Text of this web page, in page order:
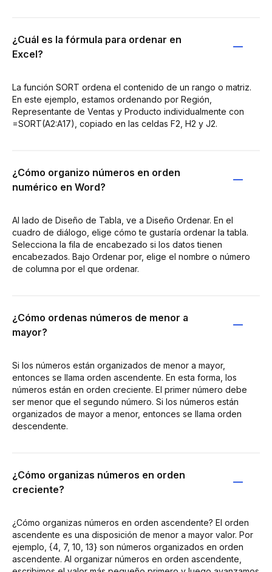
¿Cuál es la fórmula para ordenar en
Excel?
La función SORT ordena el contenido de un rango o matriz.
En este ejemplo, estamos ordenando por Región,
Representante de Ventas y Producto individualmente con
=SORT(A2:A17), copiado en las celdas F2, H2 y J2.
¿Cómo organizo números en orden
numérico en Word?
Al lado de Diseño de Tabla, ve a Diseño Ordenar. En el
cuadro de diálogo, elige cómo te gustaría ordenar la tabla.
Selecciona la fila de encabezado si los datos tienen
encabezados. Bajo Ordenar por, elige el nombre o número
de columna por el que ordenar.
¿Cómo ordenas números de menor a
mayor?
Si los números están organizados de menor a mayor,
entonces se llama orden ascendente. En esta forma, los
números están en orden creciente. El primer número debe
ser menor que el segundo número. Si los números están
organizados de mayor a menor, entonces se llama orden
descendente.
¿Cómo organizas números en orden
creciente?
¿Cómo organizas números en orden ascendente? El orden
ascendente es una disposición de menor a mayor valor. Por
ejemplo, {4, 7, 10, 13} son números organizados en orden
ascendente. Al organizar números en orden ascendente,